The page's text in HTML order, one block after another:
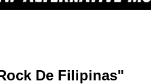
De Filipinas"